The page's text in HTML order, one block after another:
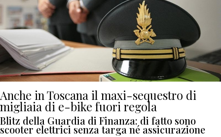
Anche in Toscana il maxi-sequestro di
migliaia di e-bike fuori regola
Blitz della Guardia di Finanza: di fatto sono
scooter elettrici senza targa né assicurazione